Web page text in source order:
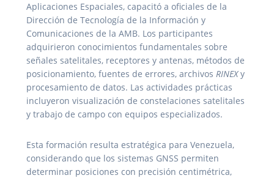
Aplicaciones Espaciales, capacitó a oficiales de la
Dirección de Tecnología de la Información y
Comunicaciones de la AMB. Los participantes
adquirieron conocimientos fundamentales sobre
señales satelitales, receptores y antenas, métodos de
posicionamiento, fuentes de errores, archivos RINEXy
procesamiento de datos. Las actividades prácticas
incluyeron visualización de constelaciones satelitales
y trabajo de campo con equipos especializados.
Esta formación resulta estratégica para Venezuela,
considerando que los sistemas GNSS permiten
determinar posiciones con precisión centimétrica,